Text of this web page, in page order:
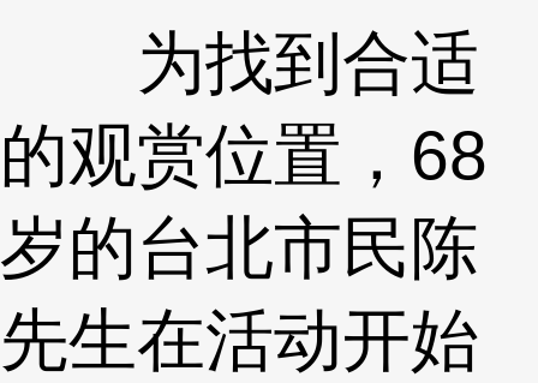
为找到合适
的观赏位置，68
岁的台北市民陈
先生在活动开始